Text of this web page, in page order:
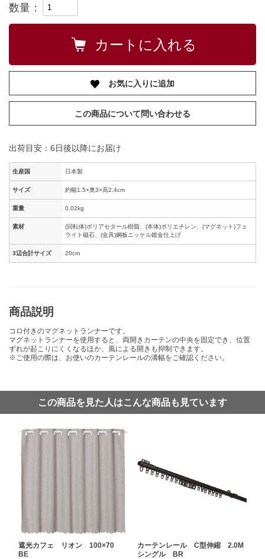
数量：
お気に入りに追加
この商品について問い合わせる
出荷目安：6日後以降にお届け
生産国 日本製
サイズ 約幅1.5×奥3×高2.4cm
重量 0.02kg
素材
(回転体)ポリアセタール樹脂、(本体)ポリエチレン、(マグネット)フェ
ライト磁石、(金具)鋼板ニッケル鍍金仕上げ
3辺合計サイズ 20cm
商品説明
コロ付きのマグネットランナーです。
マグネットランナーを使用すると、両開きカーテンの中央を固定でき、位置
ずれが起こりにくくなるほか、風による開きも抑制できます。
※ご使用の際は、お使いのカーテンレールの溝幅をご確認ください。
この商品を見た人はこんな商品も見ています
遮光カフェ リオン 100×70
BE
カーテンレール C型伸縮 2.0M
シングル BR